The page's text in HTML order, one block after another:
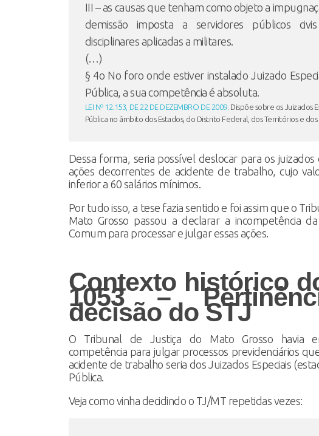
III – as causas que tenham como objeto a
demissão imposta a servidores públicos
disciplinares aplicadas a militares.
(…)
§ 4o No foro onde estiver instalado Juizado
Pública, a sua competência é absoluta.
LEI Nº 12.153, DE 22 DE DEZEMBRO DE 2009. Dispõe sobre os Juizados
Pública no âmbito dos Estados, do Distrito Federal, dos Territórios e dos
Dessa forma, seria possível deslocar para os
ações decorrentes de acidente de trabalho, cujo
inferior a 60 salários mínimos.
Por tudo isso, a tese fazia sentido e foi assim que o
Mato Grosso passou a declarar a incompetência
Comum para processar e julgar essas ações.
Contexto histórico
1053 –
decisão do STJ
O Tribunal de Justiça do Mato Grosso havia
competência para julgar processos previdenciários
acidente de trabalho seria dos Juizados Especiais
Pública.
Veja como vinha decidindo o TJ/MT repetidas vezes: